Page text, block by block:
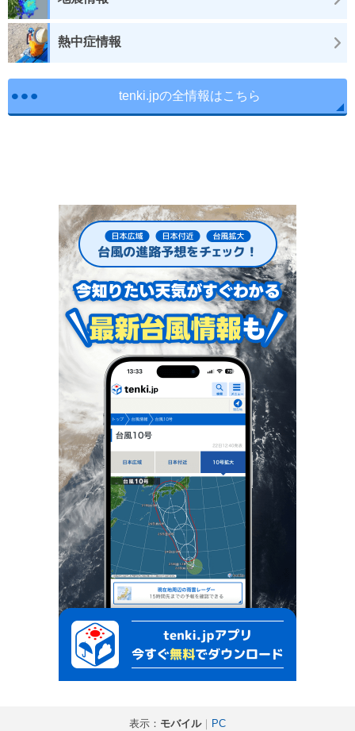
熱中症情報
tenki.jpの全情報はこちら
表示： モバイル｜ PC